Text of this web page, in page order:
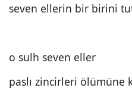
seven ellerin bir birini
o sulh seven eller
paslı zincirleri ölümüne